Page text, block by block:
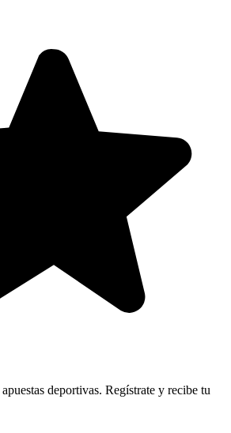
deportivas. Regístrate y recibe tu